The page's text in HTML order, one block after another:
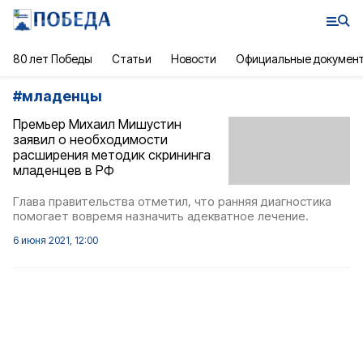
80 лет Победы Статьи Новости Официальные
#младенцы
Премьер Михаил Мишустин
заявил о необходимости
расширения методик скрининга
младенцев в РФ
Глава правительства отметил, что ранняя диагностика
помогает вовремя назначить адекватное лечение.
6 июня 2021, 12:00